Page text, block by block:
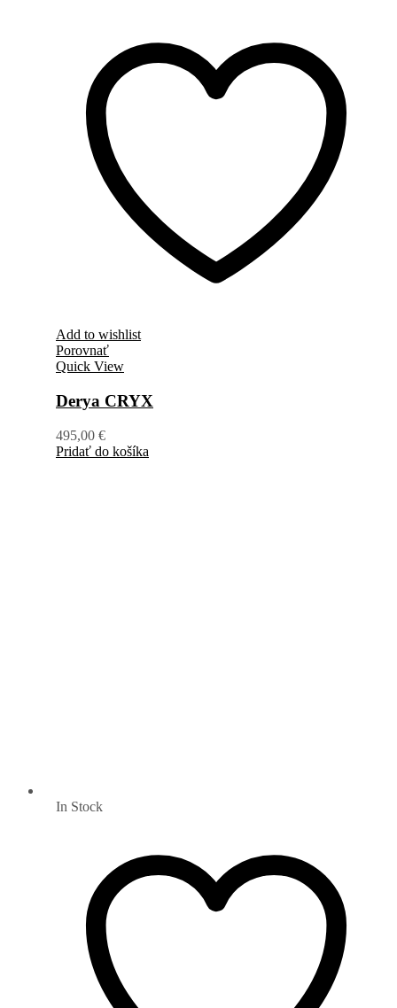
Add to wishlist
Porovnať
Quick View
Derya CRYX
495,00 €
Pridať do košíka
In Stock